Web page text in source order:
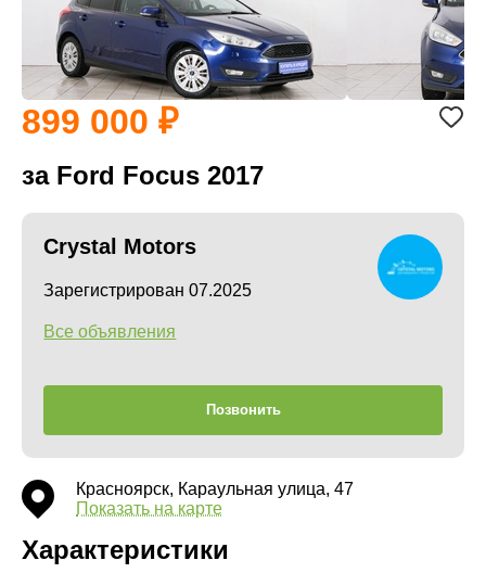
899 000
за Ford Focus 2017
Crystal Motors
Зарегистрирован 07.2025
Все объявления
Позвонить
Красноярск, Караульная улица, 47
Показать на карте
Характеристики